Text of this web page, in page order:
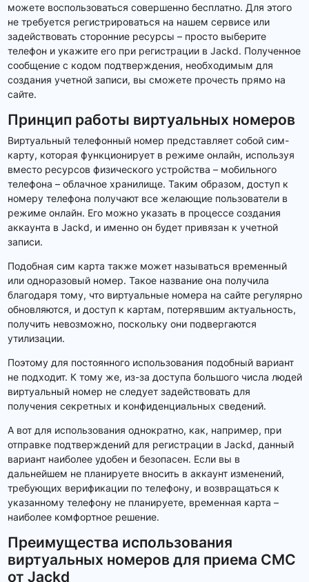
можете воспользоваться совершенно бесплатно. Для этого
не требуется регистрироваться на нашем сервисе или
задействовать сторонние ресурсы – просто выберите
телефон и укажите его при регистрации в Jackd. Полученное
сообщение с кодом подтверждения, необходимым для
создания учетной записи, вы сможете прочесть прямо на
сайте.
Принцип работы виртуальных номеров
Виртуальный телефонный номер представляет собой сим-
карту, которая функционирует в режиме онлайн, используя
вместо ресурсов физического устройства – мобильного
телефона – облачное хранилище. Таким образом, доступ к
номеру телефона получают все желающие пользователи в
режиме онлайн. Его можно указать в процессе создания
аккаунта в Jackd, и именно он будет привязан к учетной
записи.
Подобная сим карта также может называться временный
или одноразовый номер. Такое название она получила
благодаря тому, что виртуальные номера на сайте регулярно
обновляются, и доступ к картам, потерявшим актуальность,
получить невозможно, поскольку они подвергаются
утилизации.
Поэтому для постоянного использования подобный вариант
не подходит. К тому же, из-за доступа большого числа людей
виртуальный номер не следует задействовать для
получения секретных и конфиденциальных сведений.
А вот для использования однократно, как, например, при
отправке подтверждений для регистрации в Jackd, данный
вариант наиболее удобен и безопасен. Если вы в
дальнейшем не планируете вносить в аккаунт изменений,
требующих верификации по телефону, и возвращаться к
указанному телефону не планируете, временная карта –
наиболее комфортное решение.
Преимущества использования
виртуальных номеров для приема СМС
от Jackd